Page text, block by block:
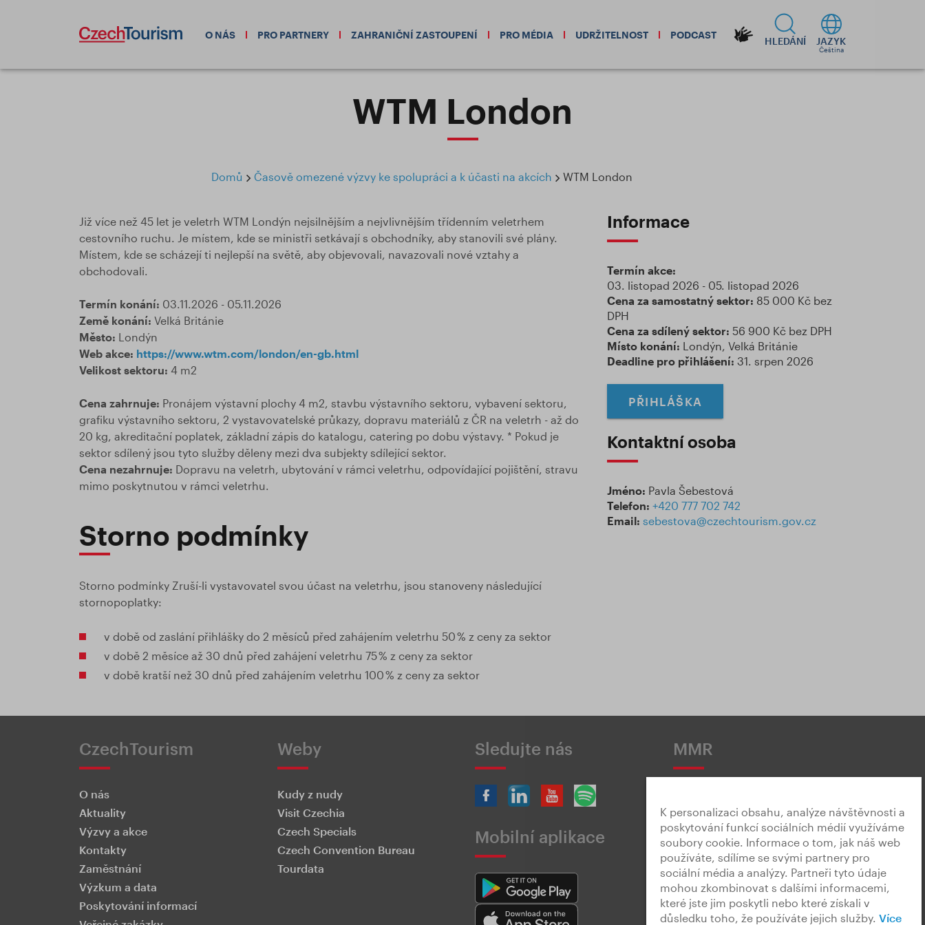
O NÁS PRO PARTNERY ZAHRANIČNÍ ZASTOUPENÍ PRO MÉDIA UDRŽITELNOST PODCAST
HLEDÁNÍ JAZYK
Čeština
WTM London
Domů Časově omezené výzvy ke spolupráci a k účasti na akcích WTM London
Již více než 45 let je veletrh WTM Londýn nejsilnějším a nejvlivnějším třídenním veletrhem
cestovního ruchu. Je místem, kde se ministři setkávají s obchodníky, aby stanovili své plány.
Místem, kde se scházejí ti nejlepší na světě, aby objevovali, navazovali nové vztahy a
obchodovali.
Termín konání: 03.11.2026 - 05.11.2026
Země konání: Velká Británie
Město: Londýn
Web akce: https://www.wtm.com/london/en-gb.html
Velikost sektoru: 4 m2
Cena zahrnuje: Pronájem výstavní plochy 4 m2, stavbu výstavního sektoru, vybavení sektoru,
grafiku výstavního sektoru, 2 vystavovatelské průkazy, dopravu materiálů z ČR na veletrh - až do
20 kg, akreditační poplatek, základní zápis do katalogu, catering po dobu výstavy. * Pokud je
sektor sdílený jsou tyto služby děleny mezi dva subjekty sdílející sektor.
Cena nezahrnuje: Dopravu na veletrh, ubytování v rámci veletrhu, odpovídající pojištění, stravu
mimo poskytnutou v rámci veletrhu.
Storno podmínky
Storno podmínky Zruší-li vystavovatel svou účast na veletrhu, jsou stanoveny následující
stornopoplatky:
v době od zaslání přihlášky do 2 měsíců před zahájením veletrhu 50 % z ceny za sektor
v době 2 měsíce až 30 dnů před zahájení veletrhu 75 % z ceny za sektor
v době kratší než 30 dnů před zahájením veletrhu 100 % z ceny za sektor
Informace
Termín akce:
03. listopad 2026 - 05. listopad 2026
Cena za samostatný sektor: 85 000 Kč bez
DPH
Cena za sdílený sektor: 56 900 Kč bez DPH
Místo konání: Londýn, Velká Británie
Deadline pro přihlášení: 31. srpen 2026
PŘIHLÁŠKA
Kontaktní osoba
Jméno: Pavla Šebestová
Telefon: +420 777 702 742
Email: sebestova@czechtourism.gov.cz
CzechTourism
O nás
Aktuality
Výzvy a akce
Kontakty
Zaměstnání
Výzkum a data
Poskytování informací
Weby
Kudy z nudy
Visit Czechia
Czech Specials
Czech Convention Bureau
Tourdata
Sledujte nás
Mobilní aplikace
MMR
Snadné čtení
K personalizaci obsahu, analýze návštěvnosti a
poskytování funkcí sociálních médií využíváme
soubory cookie. Informace o tom, jak náš web
používáte, sdílíme se svými partnery pro
sociální média a analýzy. Partneři tyto údaje
mohou zkombinovat s dalšími informacemi,
které jste jim poskytli nebo které získali v
důsledku toho, že používáte jejich služby. Více